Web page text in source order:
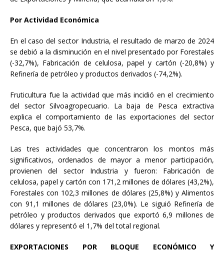
Por Actividad Económica
En el caso del sector Industria, el resultado de marzo de 2024
se debió a la disminución en el nivel presentado por Forestales
(-32,7%), Fabricación de celulosa, papel y cartón (-20,8%) y
Refinería de petróleo y productos derivados (-74,2%).
Fruticultura fue la actividad que más incidió en el crecimiento
del sector Silvoagropecuario. La baja de Pesca extractiva
explica el comportamiento de las exportaciones del sector
Pesca, que bajó 53,7%.
Las tres actividades que concentraron los montos más
significativos, ordenados de mayor a menor participación,
provienen del sector Industria y fueron: Fabricación de
celulosa, papel y cartón con 171,2 millones de dólares (43,2%),
Forestales con 102,3 millones de dólares (25,8%) y Alimentos
con 91,1 millones de dólares (23,0%). Le siguió Refinería de
petróleo y productos derivados que exportó 6,9 millones de
dólares y representó el 1,7% del total regional.
EXPORTACIONES POR BLOQUE ECONÓMICO Y